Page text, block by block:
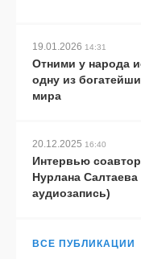
19.01.2026 14:31
Отними у народа
одну из
мира
20.12.2025 16:40
Интервью
Нурлана
аудиозапись)
ВСЕ ПУБЛИКАЦИИ